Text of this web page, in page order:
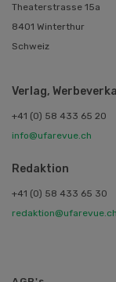
Theaterstrasse 15a
8401 Winterthur
Schweiz
Verlag,
+41 (0) 58 433 65 20
info@ufarevue.ch
Redaktion
+41 (0) 58 433 65 30
redaktion@ufarevue.ch